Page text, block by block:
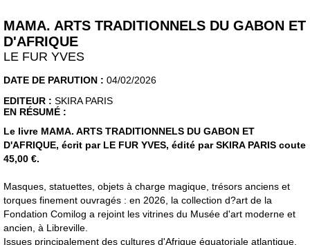
MAMA. ARTS TRADITIONNELS DU GABON ET
D'AFRIQUE
LE FUR YVES
DATE DE PARUTION : 04/02/2026
EDITEUR : SKIRA PARIS
EN RÉSUMÉ :
Le livre MAMA. ARTS TRADITIONNELS DU GABON ET
D'AFRIQUE, écrit par LE FUR YVES, édité par SKIRA PARIS coute
45,00 €.
Masques, statuettes, objets à charge magique, trésors anciens et
torques finement ouvragés : en 2026, la collection d?art de la
Fondation Comilog a rejoint les vitrines du Musée d'art moderne et
ancien, à Libreville.
Issues principalement des cultures d'Afrique équatoriale atlantique,